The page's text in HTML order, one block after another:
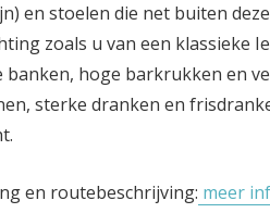
en stoelen die net buiten
zoals u van een klassieke
hoge barkrukken en
sterke dranken en
en routebeschrijving: meer